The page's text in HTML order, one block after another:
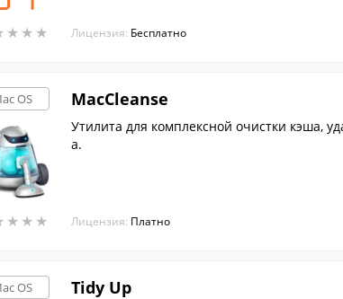
★ ★ ★
★ ★ ★ Лицензия: Бесплатно
OS
★ ★ ★
★ ★ ★
MacCleanse
Утилита для комплексной очистки кэша,
а.
Лицензия: Платно
OS Tidy Up